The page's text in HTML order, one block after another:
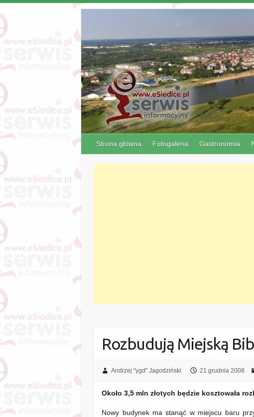
Strona główna Fotogaleria Gastronomia
Rozbudują Miejską
Andrzej "ygd" Jagodziński 21 grudnia 2008
Około 3,5 mln złotych będzie kosztowała
Nowy budynek ma stanąć w miejscu baru